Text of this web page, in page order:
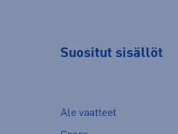
Suositut sisällöt
Ale vaatteet